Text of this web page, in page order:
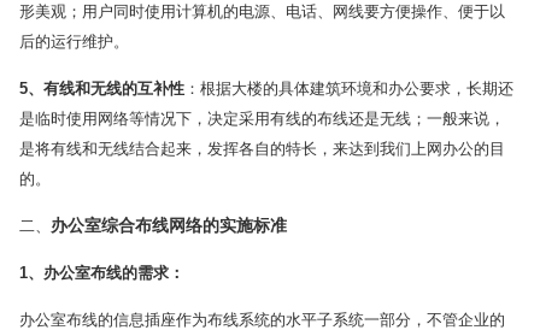
形美观；用户同时使用计算机的电源、电话、网线要方便操作、便于以
后的运行维护。
5、有线和无线的互补性 ：根据大楼的具体建筑环境和办公要求，长期还
是临时使用网络等情况下，决定采用有线的布线还是无线；一般来说，
是将有线和无线结合起来，发挥各自的特长，来达到我们上网办公的目
的。
二、 办公室综合布线网络的实施标准
1、办公室布线的需求：
办公室布线的信息插座作为布线系统的水平子系统一部分，不管企业的